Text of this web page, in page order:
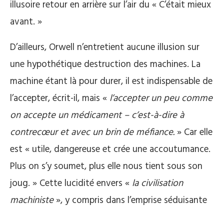
illusoire retour en arrière sur l’air du « C’était mieux
avant. »
D’ailleurs, Orwell n’entretient aucune illusion sur
une hypothétique destruction des machines. La
machine étant là pour durer, il est indispensable de
l’accepter, écrit-il, mais « l’accepter un peu comme
on accepte un médicament – c’est-à-dire à
contrecœur et avec un brin de méfiance. » Car elle
est « utile, dangereuse et crée une accoutumance.
Plus on s’y soumet, plus elle nous tient sous son
joug. » Cette lucidité envers « la civilisation
machiniste», y compris dans l’emprise séduisante